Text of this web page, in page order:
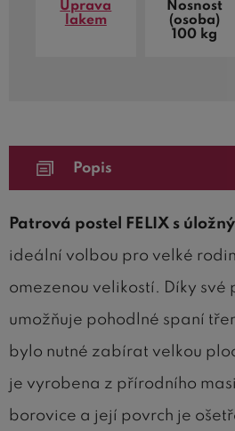
Úprava
lakem
Nosnost
(osoba)
100 kg
Popis
Patrová postel FELIX s
ideální volbou pro velké
omezenou velikostí. Díky své
umožňuje pohodlné spaní
bylo nutné zabírat velkou
je vyrobena z přírodního
borovice a její povrch je